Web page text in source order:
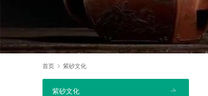
首页 紫砂文化
紫砂文化